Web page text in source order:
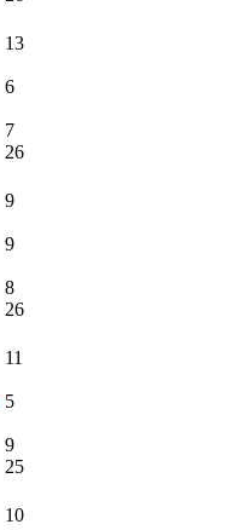
13
6
7
26
9
9
8
26
11
5
9
25
10